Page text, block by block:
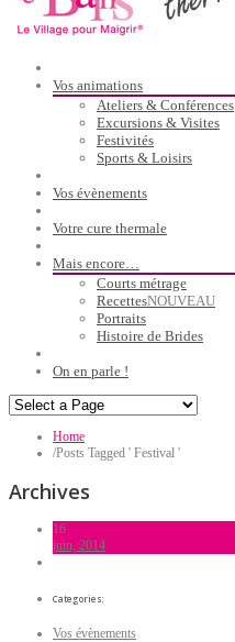
Vos animations
Ateliers & Conférences
Excursions & Visites
Festivités
Sports & Loisirs
Vos évènements
Votre cure thermale
Mais encore…
Courts métrage
RecettesNOUVEAU
Portraits
Histoire de Brides
On en parle !
Home
/Posts Tagged ' Festival '
Archives
16
juin, 2014
Categories:
Vos évènements